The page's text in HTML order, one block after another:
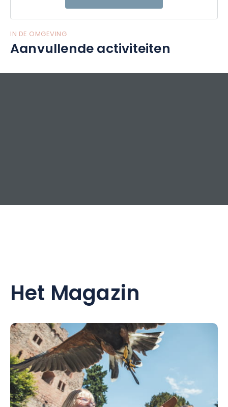
IN DE OMGEVING
Aanvullende activiteiten
Het Magazin